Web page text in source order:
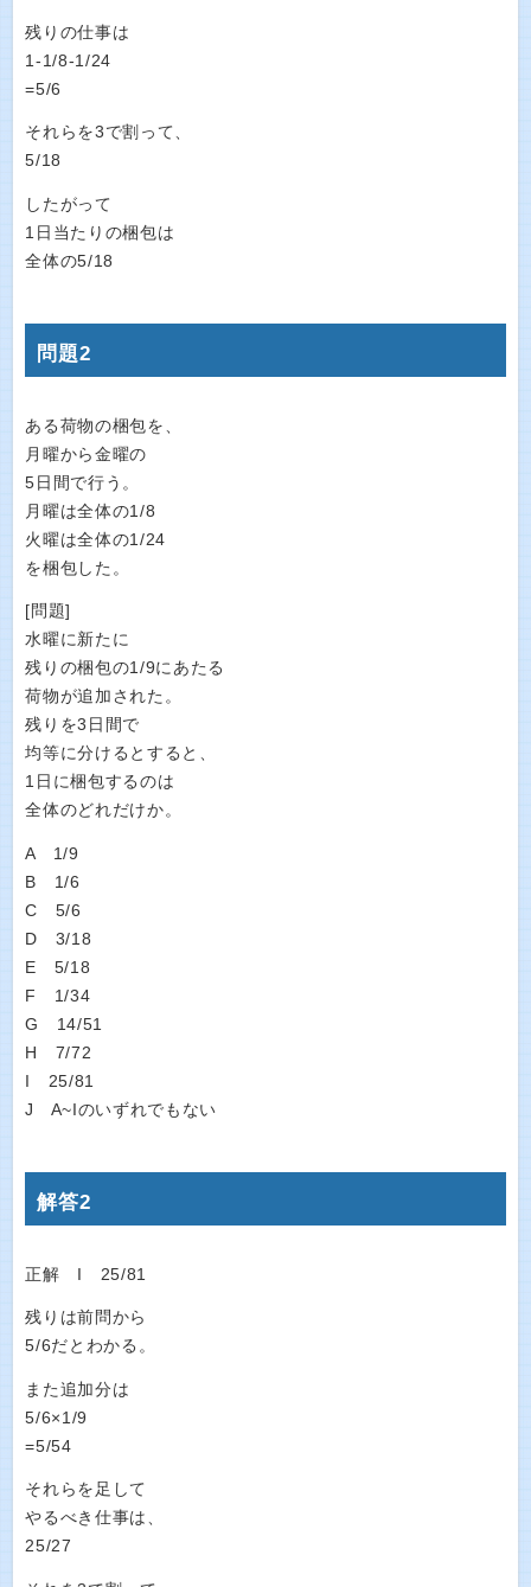
残りの仕事は
1-1/8-1/24
=5/6
それらを3で割って、
5/18
したがって
1日当たりの梱包は
全体の5/18
問題2
ある荷物の梱包を、
月曜から金曜の
5日間で行う。
月曜は全体の1/8
火曜は全体の1/24
を梱包した。
[問題]
水曜に新たに
残りの梱包の1/9にあたる
荷物が追加された。
残りを3日間で
均等に分けるとすると、
1日に梱包するのは
全体のどれだけか。
A 1/9
B 1/6
C 5/6
D 3/18
E 5/18
F 1/34
G 14/51
H 7/72
I 25/81
J A~Iのいずれでもない
解答2
正解 I 25/81
残りは前問から
5/6だとわかる。
また追加分は
5/6×1/9
=5/54
それらを足して
やるべき仕事は、
25/27